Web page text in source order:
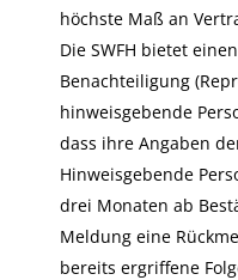
höchste Maß an
Die SWFH bietet
Benachteiligung
hinweisgebende
dass ihre Angaben
Hinweisgebende
drei Monaten ab
Meldung eine
bereits ergriffene